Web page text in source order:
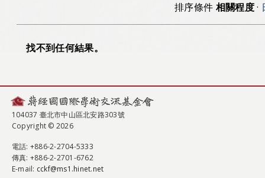
排序條件 相關程度·
找不到任何結果。
104037 臺北市中山區北安路303號
Copyright © 2026
電話: +886-2-2704-5333
傳真: +886-2-2701-6762
E-mail: cckf@ms1.hinet.net